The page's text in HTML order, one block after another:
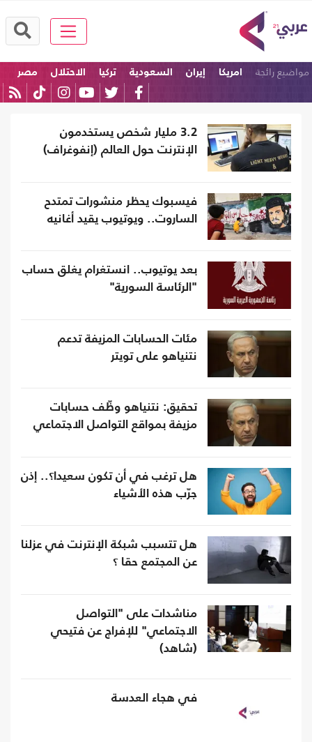
مواضيع رائجة امريكا إيران السعودية تركيا الاحتلال مصر
3.2 مليار شخص يستخدمون
الإنترنت حول العالم (إنفوغراف)
فيسبوك يحظر منشورات تمتدح
الساروت.. ويوتيوب يقيد أغانيه
بعد يوتيوب.. انستغرام يغلق حساب
"الرئاسة السورية"
مئات الحسابات المزيفة تدعم
نتنياهو على تويتر
تحقيق: نتنياهو وظّف حسابات
مزيفة بمواقع التواصل الاجتماعي
هل ترغب في أن تكون سعيدا؟.. إذن
جرّب هذه الأشياء
هل تتسبب شبكة الإنترنت في عزلنا
عن المجتمع حقا ؟
مناشدات على "التواصل
الاجتماعي" للإفراج عن فتيحي
(شاهد)
في هجاء العدسة